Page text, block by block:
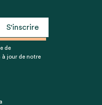
de
jour de notre